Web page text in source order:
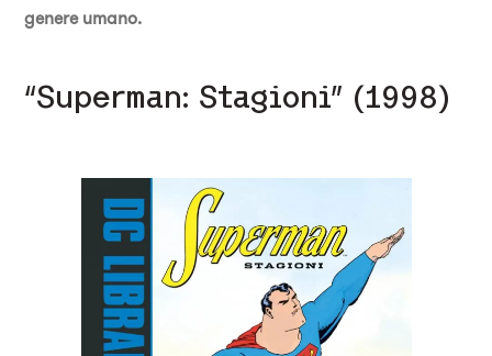
genere umano.
“Superman: Stagioni” (1998)